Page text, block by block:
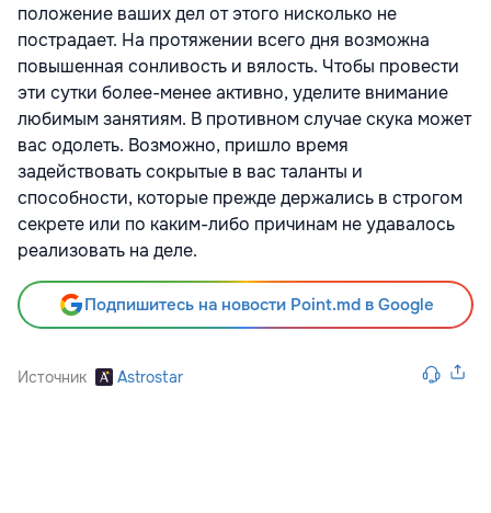
положение ваших дел от этого нисколько не
пострадает. На протяжении всего дня возможна
повышенная сонливость и вялость. Чтобы провести
эти сутки более-менее активно, уделите внимание
любимым занятиям. В противном случае скука может
вас одолеть. Возможно, пришло время
задействовать сокрытые в вас таланты и
способности, которые прежде держались в строгом
секрете или по каким-либо причинам не удавалось
реализовать на деле.
Подпишитесь на новости Point.md в Google
Источник Astrostar